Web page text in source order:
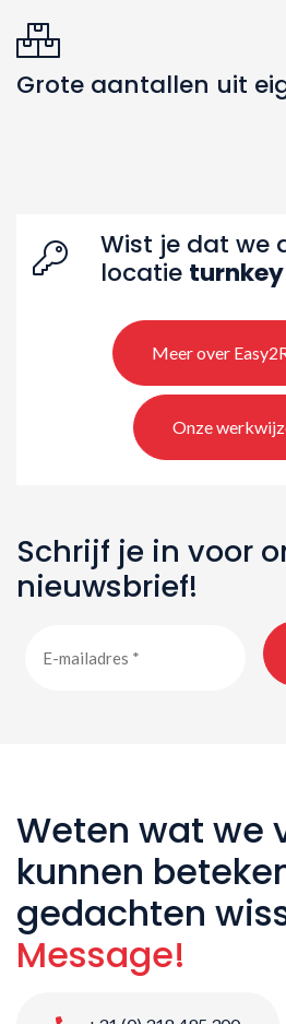
Grote aantallen uit
Wist je dat we
locatie turnkey
Meer over
Onze
Schrijf je in voor
nieuwsbrief!
Weten wat we
kunnen
gedachten
Message!
Zoeken naar